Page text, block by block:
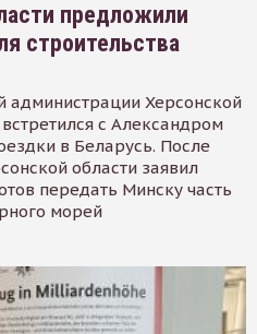
предложили
строительства
администрации Херсонской
с Александром
в Беларусь. После
области заявил
передать Минску часть
морей